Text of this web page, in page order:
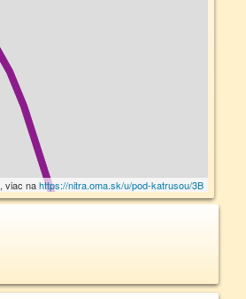
, viac nahttps://nitra.oma.sk/u/pod-katrusou/3B